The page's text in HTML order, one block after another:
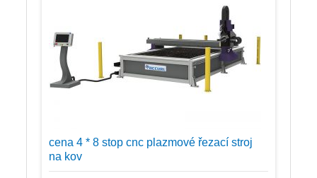
cena 4 * 8 stop cnc plazmové řezací stroj
na kov